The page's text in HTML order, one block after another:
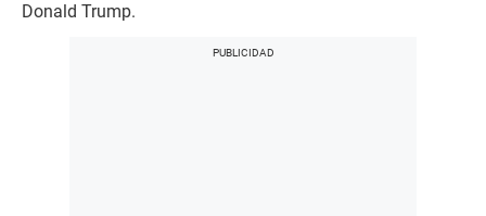
Donald Trump.